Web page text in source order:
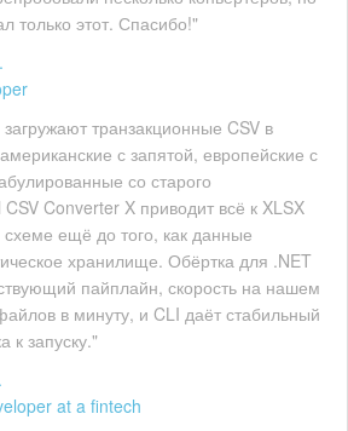
только этот. Спасибо!"
транзакционные CSV в
с запятой, европейские с
со старого
Converter X приводит всё к XLSX
ещё до того, как данные
хранилище. Обёртка для .NET
пайплайн, скорость на нашем
в минуту, и CLI даёт стабильный
к запуску."
at a fintech